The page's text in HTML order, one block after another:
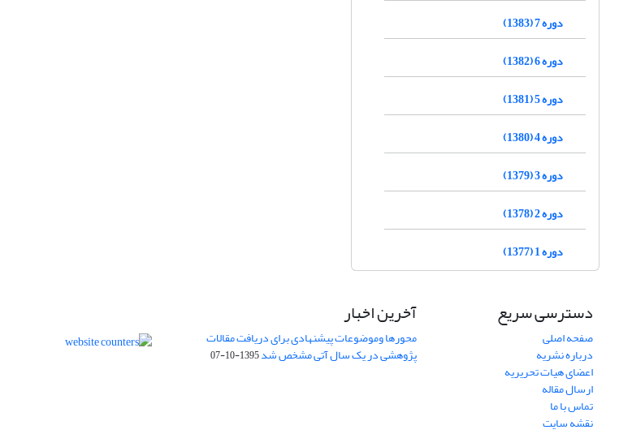
دوره 7 (1383)
دوره 6 (1382)
دوره 5 (1381)
دوره 4 (1380)
دوره 3 (1379)
دوره 2 (1378)
دوره 1 (1377)
دسترسی سریع
صفحه اصلی
درباره نشریه
اعضای هیات تحریریه
ارسال مقاله
تماس با ما
نقشه سایت
آخرین اخبار
محورها وموضوعات پیشنهادی برای دریافت مقالات
پژوهشی در یک سال آتی مشخص شد1395-10-07